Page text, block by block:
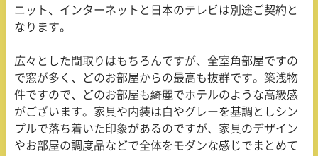
ニット、インターネットと日本のテレビは別途ご契約と
なります。
広々とした間取りはもちろんですが、全室角部屋ですの
で窓が多く、どのお部屋からの最高も抜群です。築浅物
件ですので、どのお部屋も綺麗でホテルのような高級感
がございます。家具や内装は白やグレーを基調としシン
プルで落ち着いた印象があるのですが、家具のデザイン
やお部屋の調度品などで全体をモダンな感じでまとめて